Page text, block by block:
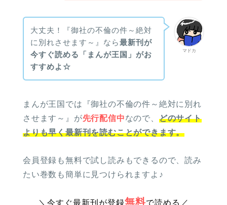
マドカ
大丈夫！『御社の不倫の件～絶対
に別れさせます～』なら最新刊が
今すぐ読める「まんが王国」がお
すすめよ☆
まんが王国では『御社の不倫の件～絶対に別れ
させます～』が先行配信中なので、 どのサイト
よりも早く最新刊を読むことができます。
会員登録も無料で試し読みもできるので、読み
たい巻数も簡単に見つけられますよ♪
＼今すぐ最新刊が登録無料で読める／